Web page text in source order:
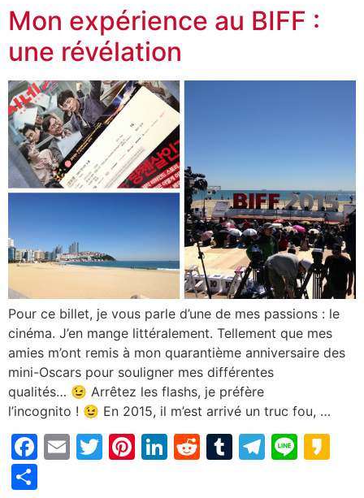
Mon expérience au BIFF :
une révélation
Pour ce billet, je vous parle d’une de mes passions : le
cinéma. J’en mange littéralement. Tellement que mes
amies m’ont remis à mon quarantième anniversaire des
mini-Oscars pour souligner mes différentes
qualités… 😉 Arrêtez les flashs, je préfère
l’incognito ! 😉 En 2015, il m’est arrivé un truc fou, …
Facebook
EmailTwitter
Pinterest
LinkedIn
Reddit
TumblrLine